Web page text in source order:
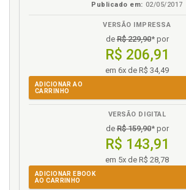
Publicado em: 02/05/2017
VERSÃO IMPRESSA
deR$ 229,90* por
R$ 206,91
em 6x de R$ 34,49
ADICIONAR AO
CARRINHO
VERSÃO DIGITAL
deR$ 159,90* por
R$ 143,91
em 5x de R$ 28,78
ADICIONAR EBOOK
AO CARRINHO